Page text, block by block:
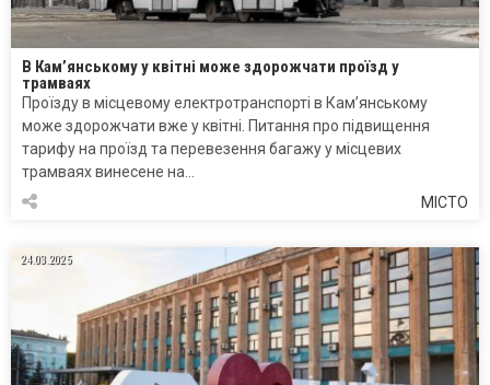
В Кам’янському у квітні може здорожчати проїзд у
трамваях
Проїзду в місцевому електротранспорті в Кам’янському
може здорожчати вже у квітні. Питання про підвищення
тарифу на проїзд та перевезення багажу у місцевих
трамваях винесене на…
МІСТО
24.03.2025